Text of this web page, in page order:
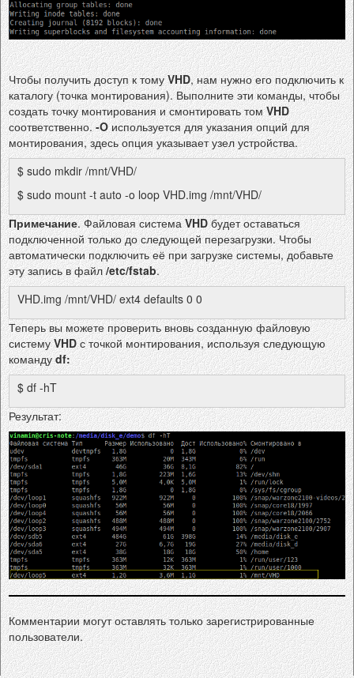
Чтобы получить доступ к томуVHD, нам нужно его подключить к
каталогу (точка монтирования). Выполните эти команды, чтобы
создать точку монтирования и смонтировать томVHD
соответственно.-Oиспользуется для указания опций для
монтирования, здесь опция указывает узел устройства.
$ sudo mkdir /mnt/VHD/
$ sudo mount -t auto -o loop VHD.img /mnt/VHD/
Примечание. Файловая системаVHDбудет оставаться
подключенной только до следующей перезагрузки. Чтобы
автоматически подключить её при загрузке системы, добавьте
эту запись в файл/etc/fstab.
VHD.img /mnt/VHD/ ext4 defaults 0 0
Теперь вы можете проверить вновь созданную файловую
системуVHDс точкой монтирования, используя следующую
командуdf:
$ df -hT
Результат:
Комментарии могут оставлять только зарегистрированные
пользователи.